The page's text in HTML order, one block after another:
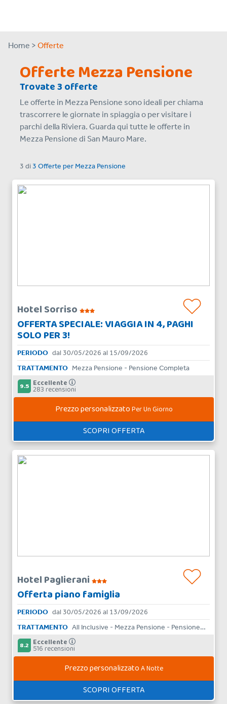
Home > Offerte
Offerte Mezza Pensione
Trovate 3 offerte
Le offerte in Mezza Pensione sono ideali per chiama
trascorrere le giornate in spiaggia o per visitare i
parchi della Riviera. Guarda qui tutte le offerte in
Mezza Pensione di San Mauro Mare.
3 di3 Offerte per Mezza Pensione
Hotel Sorriso
OFFERTA SPECIALE: VIAGGIA IN 4, PAGHI
SOLO PER 3!
PERIODO dal 30/05/2026 al 15/09/2026
TRATTAMENTO Mezza Pensione - Pensione Completa
9.5 Eccellente
283 recensioni
Prezzo personalizzatoPer Un Giorno
SCOPRI OFFERTA
Hotel Paglierani
Offerta piano famiglia
PERIODO dal 30/05/2026 al 13/09/2026
TRATTAMENTO
All Inclusive - Mezza Pensione - Pensione Completa - Bed & Breakfast
8.2 Eccellente
516 recensioni
Prezzo personalizzatoA Notte
SCOPRI OFFERTA